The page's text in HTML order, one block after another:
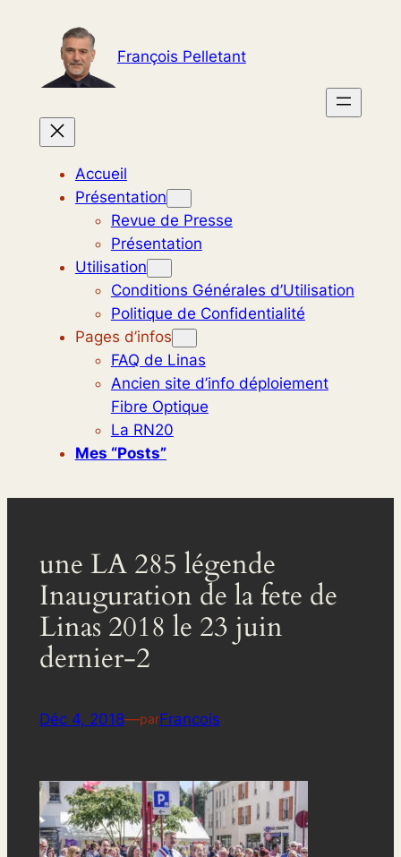
contenu
François Pelletant
Accueil
Présentation
Revue de Presse
Présentation
Utilisation
Conditions Générales d’Utilisation
Politique de Confidentialité
Pages d’infos
FAQ de Linas
Ancien site d’info déploiement
Fibre Optique
La RN20
Mes “posts”
une LA 285 légende
Inauguration de la fete de
Linas 2018 le 23 juin
dernier-2
Déc 4, 2018—parFrancois